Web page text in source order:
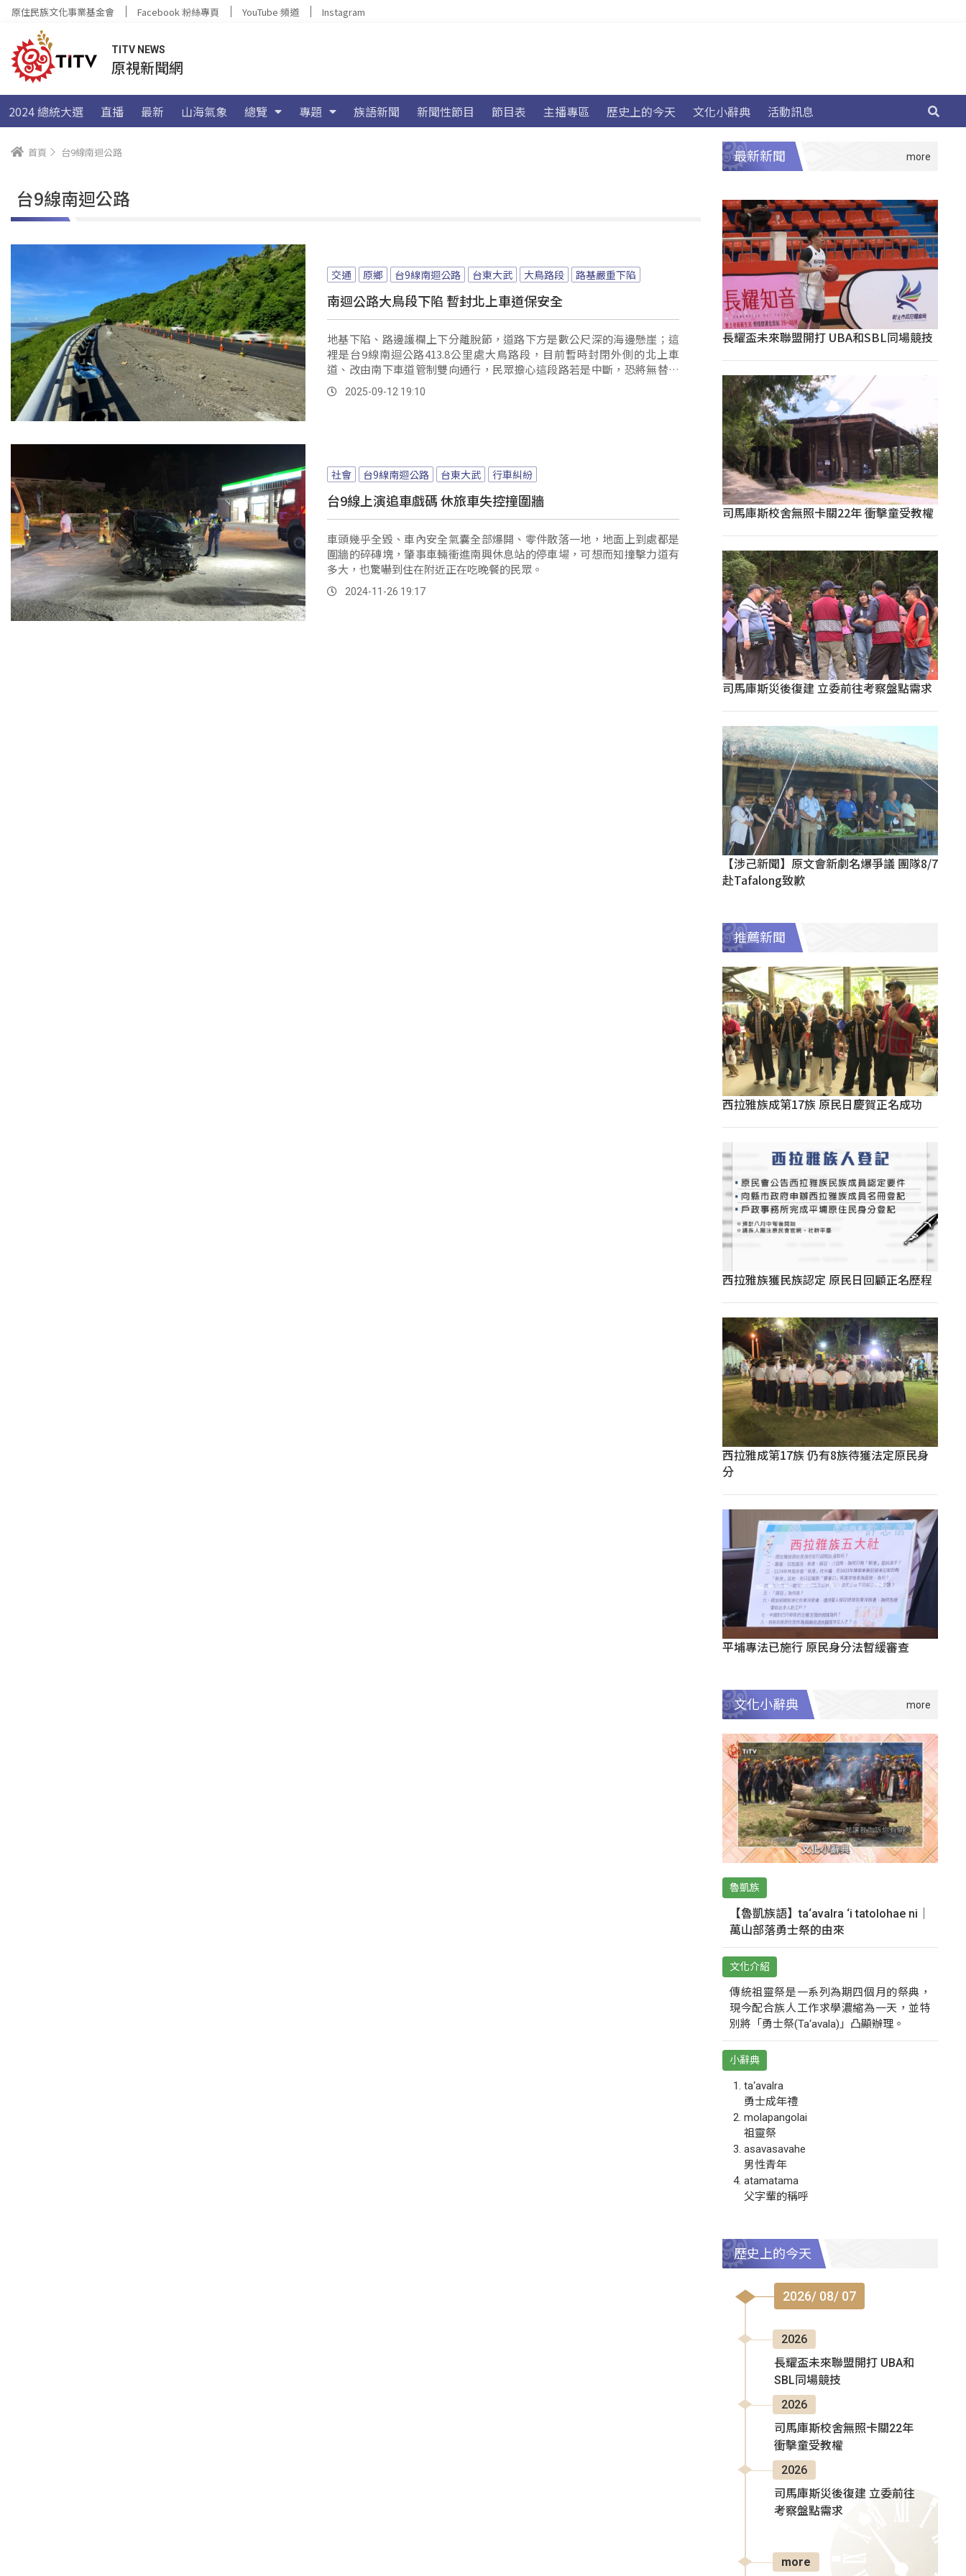
原住民族文化事業基金會 Facebook 粉絲專頁 YouTube 頻道 Instagram
TITV NEWS
原視新聞網
2024 總統大選 直播 最新 山海氣象 總覽 專題 族語新聞 新聞性節目 節目表 主播專區 歷史上的今天 文化小辭典 活動訊息
首頁 台9線南迴公路
台9線南迴公路
交通 原鄉 台9線南迴公路 台東大武 大鳥路段 路基嚴重下陷
南迴公路大鳥段下陷 暫封北上車道保安全
地基下陷、路邊護欄上下分離脫節，道路下方是數公尺深的海邊懸崖；這
裡是台9線南迴公路413.8公里處大鳥路段，目前暫時封閉外側的北上車
道、改由南下車道管制雙向通行，民眾擔心這段路若是中斷，恐將無替代
道路可以通行。
2025-09-12 19:10
社會 台9線南迴公路 台東大武 行車糾紛
台9線上演追車戲碼 休旅車失控撞圍牆
車頭幾乎全毀、車內安全氣囊全部爆開、零件散落一地，地面上到處都是
圍牆的碎磚塊，肇事車輛衝進南興休息站的停車場，可想而知撞擊力道有
多大，也驚嚇到住在附近正在吃晚餐的民眾。
2024-11-26 19:17
最新新聞
長耀盃未來聯盟開打 UBA和SBL同場競技
司馬庫斯校舍無照卡關22年 衝擊童受教權
司馬庫斯災後復建 立委前往考察盤點需求
【涉己新聞】原文會新劇名爆爭議 團隊8/7
赴Tafalong致歉
推薦新聞
西拉雅族成第17族 原民日慶賀正名成功
西拉雅族獲民族認定 原民日回顧正名歷程
西拉雅成第17族 仍有8族待獲法定原民身
分
平埔專法已施行 原民身分法暫緩審查
文化小辭典
魯凱族
【魯凱族語】ta‘avalra ‘i tatolohae ni｜
萬山部落勇士祭的由來
文化介紹
傳統祖靈祭是一系列為期四個月的祭典，
現今配合族人工作求學濃縮為一天，並特
別將「勇士祭(Ta‘avala)」凸顯辦理。
小辭典
ta‘avalra
勇士成年禮
molapangolai
祖靈祭
asavasavahe
男性青年
atamatama
父字輩的稱呼
歷史上的今天
2026/ 08/ 07
2026
長耀盃未來聯盟開打 UBA和
SBL同場競技
2026
司馬庫斯校舍無照卡關22年
衝擊童受教權
2026
司馬庫斯災後復建 立委前往
考察盤點需求
more